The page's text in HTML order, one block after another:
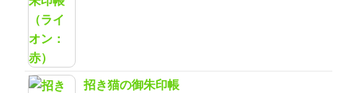
招き猫の御朱印帳